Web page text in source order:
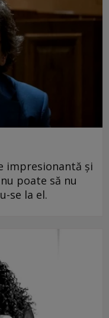
impresionantă și
poate să nu
se la el.